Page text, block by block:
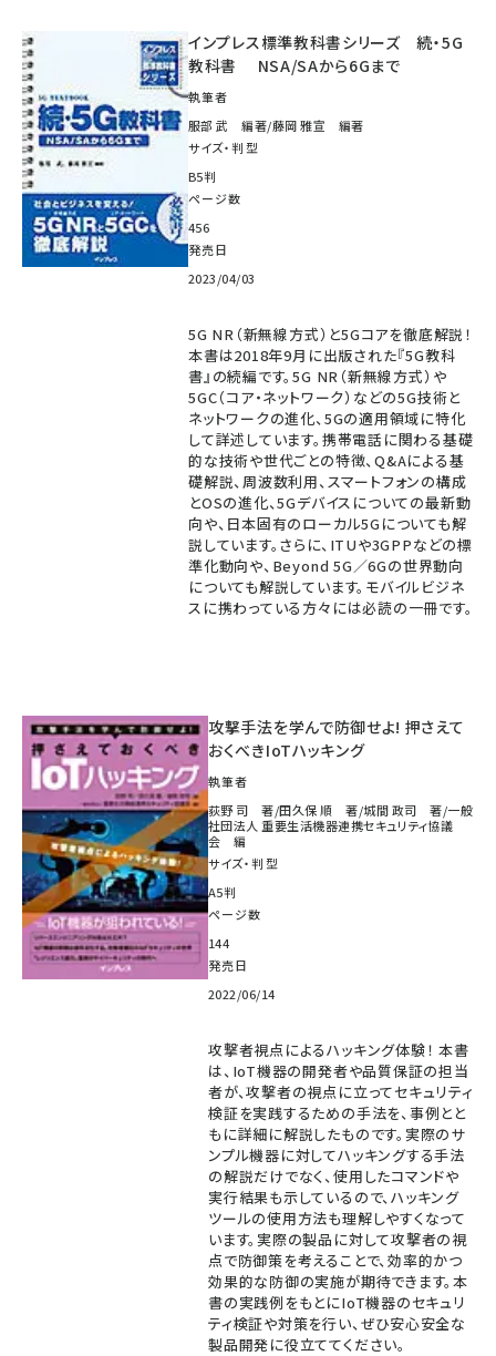
インプレス標準教科書シリーズ 続・5G
教科書 NSA/SAから6Gまで
執筆者
服部 武 編著/藤岡 雅宣 編著
サイズ・判型
B5判
ページ数
456
発売日
2023/04/03
5G NR（新無線方式）と5Gコアを徹底解説！
本書は2018年9月に出版された『5G教科
書』の続編です。5G NR（新無線方式）や
5GC（コア・ネットワーク）などの5G技術と
ネットワークの進化、5Gの適用領域に特化
して詳述しています。携帯電話に関わる基礎
的な技術や世代ごとの特徴、Q&Aによる基
礎解説、周波数利用、スマートフォンの構成
とOSの進化、5Gデバイスについての最新動
向や、日本固有のローカル5Gについても解
説しています。さらに、ITUや3GPPなどの標
準化動向や、Beyond 5G／6Gの世界動向
についても解説しています。モバイルビジネ
スに携わっている方々には必読の一冊です。
攻撃手法を学んで防御せよ! 押さえて
おくべきIoTハッキング
執筆者
荻野 司 著/田久保 順 著/城間 政司 著/一般
社団法人 重要生活機器連携セキュリティ協議
会 編
サイズ・判型
A5判
ページ数
144
発売日
2022/06/14
攻撃者視点によるハッキング体験！ 本書
は、IoT機器の開発者や品質保証の担当
者が、攻撃者の視点に立ってセキュリティ
検証を実践するための手法を、事例とと
もに詳細に解説したものです。実際のサ
ンプル機器に対してハッキングする手法
の解説だけでなく、使用したコマンドや
実行結果も示しているので、ハッキング
ツールの使用方法も理解しやすくなって
います。実際の製品に対して攻撃者の視
点で防御策を考えることで、効率的かつ
効果的な防御の実施が期待できます。本
書の実践例をもとにIoT機器のセキュリ
ティ検証や対策を行い、ぜひ安心安全な
製品開発に役立ててください。